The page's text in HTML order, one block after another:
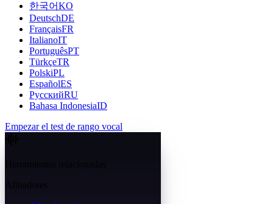
한국어KO
DeutschDE
FrançaisFR
ItalianoIT
PortuguêsPT
TürkçeTR
PolskiPL
EspañolES
РусскийRU
Bahasa IndonesiaID
Empezar el test de rango vocal
Afinadores